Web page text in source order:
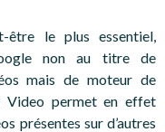
le plus essentiel,
non au titre de
mais de moteur de
Video permet en effet
présentes sur d’autres